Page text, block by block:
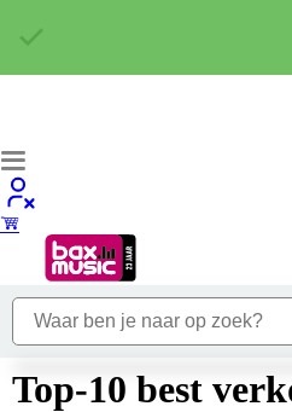
Top-10 best